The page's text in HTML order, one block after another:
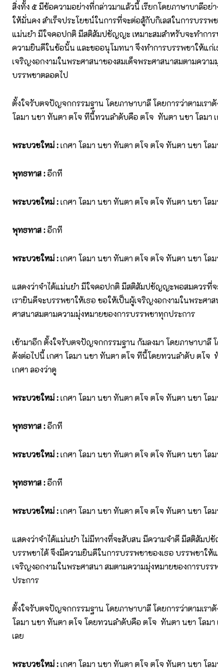
สิ่งทั้ง ๕ มีข้อความอย่างที่กล่าวมาแล้วนี้ เรียกโดยภาษาบาลีอย่
ให้มั่นคง สำเร็จประโยชน์ในการที่จะต่อสู้กับกิเลสในการบรรพ
แม่นยำ มีใจคอปกติ มีสติสัมปชัญญะ เหมาะสมสำหรับจะทำการ
ความยินดีในข้อนั้น และขออนุโมทนา จึงทำการบรรพชาให้แก่
เจริญงอกงามในพระศาสนาของสมเด็จพระศาสนาสมตามความ
บรรพชาตลอดไป
ตั้งใจรับตจปัญจกกรรมฐาน โดยภาษาบาลี โดยการว่าตามเราดั
โลมา นขา ทันตา ตโจ ทีนี้ทวนลำดับคือ ตโจ ทันตา นขา โลมา เ
พระบวชใหม่ :เกศา โลมา นขา ทันตา ตโจ ตโจ ทันตา นขา โลม
พุทธทาส :อีกที
พระบวชใหม่ :เกศา โลมา นขา ทันตา ตโจ ตโจ ทันตา นขา โลม
พุทธทาส :อีกที
พระบวชใหม่ :เกศา โลมา นขา ทันตา ตโจ ตโจ ทันตา นขา โลม
แสดงว่าจำได้แม่นยำ มีใจคอปกติ มีสติสัมปชัญญะพอสมควรที่จ
เรายินดีจะบรรพชาให้เธอ ขอให้เป็นผู้เจริญงอกงามในพระศา
ศาสนาสมตามความมุ่งหมายของการบรรพชาทุกประการ
เข้ามาอีก ตั้งใจรับตจปัญจกกรรมฐาน ก้มลงมา โดยภาษาบาลี โ
ดังต่อไปนี้ เกศา โลมา นขา ทันตา ตโจ ทีนี้โดยทวนลำดับ ตโจ
เกศา ลองว่าดู
พระบวชใหม่ :เกศา โลมา นขา ทันตา ตโจ ตโจ ทันตา นขา โลม
พุทธทาส :อีกที
พระบวชใหม่ :เกศา โลมา นขา ทันตา ตโจ ตโจ ทันตา นขา โลม
พุทธทาส :อีกที
พระบวชใหม่ :เกศา โลมา นขา ทันตา ตโจ ตโจ ทันตา นขา โลม
แสดงว่าจำได้แม่นยำ ไม่มีทางที่จะสับสน มีความจำดี มีสติสัมป
บรรพชาได้ จึงมีความยินดีในการบรรพชาของเธอ บรรพชาให้
เจริญงอกงามในพระศาสนา สมตามความมุ่งหมายของการบร
ประการ
ตั้งใจรับตจปัญจกกรรมฐาน โดยภาษาบาลี โดยการว่าตามเราดั
โลมา นขา ทันตา ตโจ โดยทวนลำดับคือ ตโจ ทันตา นขา โลมา
เลย
พระบวชใหม่ :เกศา โลมา นขา ทันตา ตโจ ตโจ ทันตา นขา โลม